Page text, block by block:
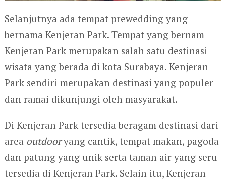
Selanjutnya ada tempat prewedding yang
bernama Kenjeran Park. Tempat yang bernam
Kenjeran Park merupakan salah satu destinasi
wisata yang berada di kota Surabaya. Kenjeran
Park sendiri merupakan destinasi yang populer
dan ramai dikunjungi oleh masyarakat.
Di Kenjeran Park tersedia beragam destinasi dari
area outdooryang cantik, tempat makan, pagoda
dan patung yang unik serta taman air yang seru
tersedia di Kenjeran Park. Selain itu, Kenjeran